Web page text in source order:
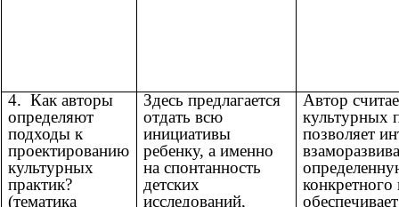
4. Как авторы
определяют
подходы к
проектированию
культурных
практик?
(тематика
Здесь предлагается
отдать всю
инициативы
ребенку, а именно
на спонтанность
детских
исследований,
Автор
культурных
позволяет